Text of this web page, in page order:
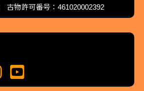
古物許可番号：461020002392